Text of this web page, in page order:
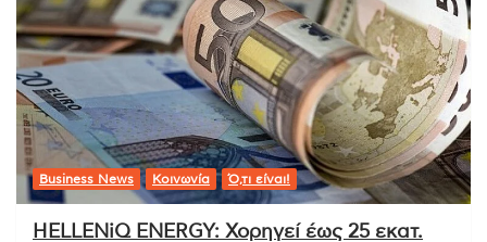
Business News Κοινωνία Ό,τι είναι!
HELLENiQ ENERGY: Χορηγεί έως 25 εκατ.